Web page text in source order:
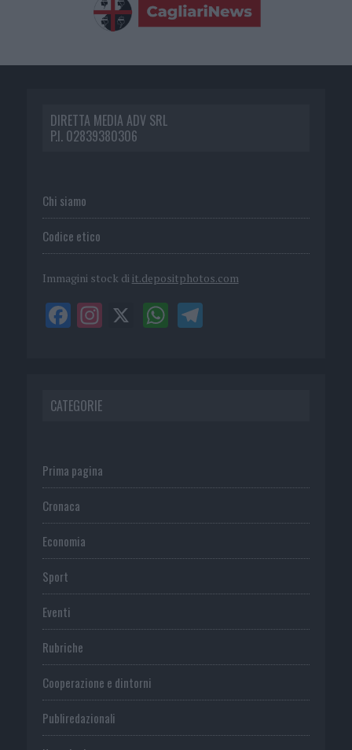
DIRETTA MEDIA ADV SRL
P.I. 02839380306
Chi siamo
Codice etico
Immagini stock di it.depositphotos.com
CATEGORIE
Prima pagina
Cronaca
Economia
Sport
Eventi
Rubriche
Cooperazione e dintorni
Publiredazionali